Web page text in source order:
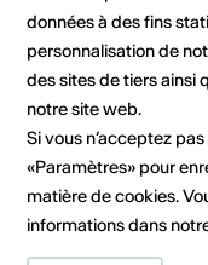
Rubriques
culturelles
données à des fins
personnalisation de
des sites de tiers ainsi
notre site web.
Si vous n’acceptez
«Paramètres» pour
matière de cookies.
informations dans